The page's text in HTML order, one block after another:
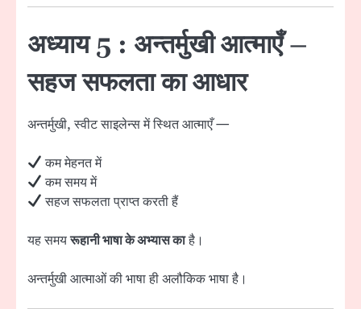
अध्याय 5 : अन्तर्मुखी आत्माएँ –
सहज सफलता का आधार
अन्तर्मुखी, स्वीट साइलेन्स में स्थित आत्माएँ —
कम मेहनत में
कम समय में
सहज सफलता प्राप्त करती हैं
यह समयरूहानी भाषा के अभ्यास काहै।
अन्तर्मुखी आत्माओं की भाषा ही अलौकिक भाषा है।